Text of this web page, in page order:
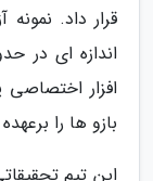
قرار داد.
اندازه ای در
افزار
بازو ها را